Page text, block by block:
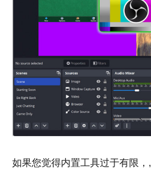
如果您觉得内置工具过于有限，,